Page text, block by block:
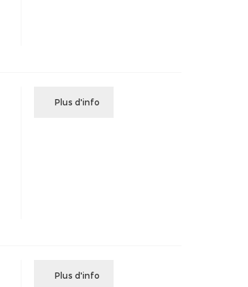
Plus d'info
Plus d'info